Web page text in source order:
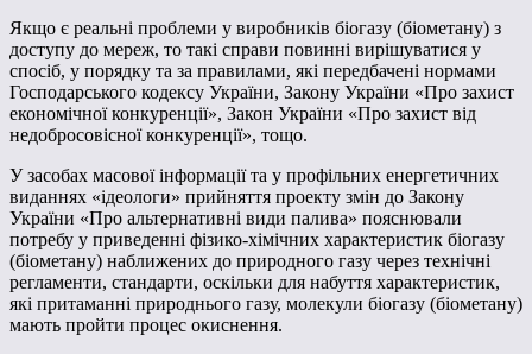
Якщо є реальні проблеми у виробників біогазу (біометану) з
доступу до мереж, то такі справи повинні вирішуватися у
спосіб, у порядку та за правилами, які передбачені нормами
Господарського кодексу України, Закону України «Про захист
економічної конкуренції», Закон України «Про захист від
недобросовісної конкуренції», тощо.
У засобах масової інформації та у профільних енергетичних
виданнях «ідеологи» прийняття проекту змін до Закону
України «Про альтернативні види палива» пояснювали
потребу у приведенні фізико-хімічних характеристик біогазу
(біометану) наближених до природного газу через технічні
регламенти, стандарти, оскільки для набуття характеристик,
які притаманні природнього газу, молекули біогазу (біометану)
мають пройти процес окиснення.